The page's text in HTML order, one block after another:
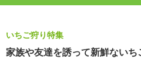
いちご狩り特集
家族や友達を誘って新鮮ないち